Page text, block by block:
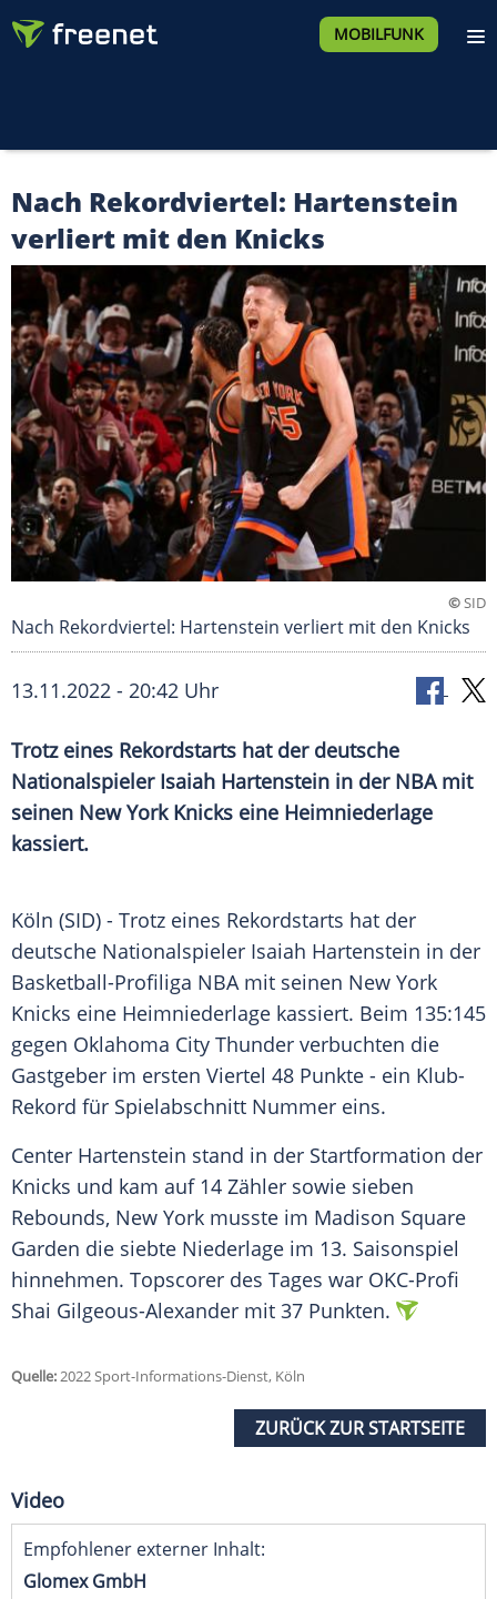
MOBILFUNK
Nach Rekordviertel: Hartenstein
verliert mit den Knicks
©SID
Nach Rekordviertel: Hartenstein verliert mit den Knicks
13.11.2022 - 20:42 Uhr
Trotz eines Rekordstarts hat der deutsche
Nationalspieler Isaiah Hartenstein in der NBA mit
seinen New York Knicks eine Heimniederlage
kassiert.
Köln (SID) - Trotz eines Rekordstarts hat der
deutsche Nationalspieler Isaiah Hartenstein in der
Basketball-Profiliga NBAmit seinen New York
Knicks eine Heimniederlage kassiert. Beim 135:145
gegen Oklahoma City Thunder verbuchten die
Gastgeber im ersten Viertel 48 Punkte - ein Klub-
Rekord für Spielabschnitt Nummer eins.
Center Hartenstein stand in der Startformation der
Knicks und kam auf 14 Zähler sowie sieben
Rebounds, New York musste im Madison Square
Garden die siebte Niederlage im 13. Saisonspiel
hinnehmen. Topscorer des Tages war OKC-Profi
Shai Gilgeous-Alexander mit 37 Punkten.
Quelle:2022 Sport-Informations-Dienst, Köln
ZURÜCK ZUR STARTSEITE
Video
Empfohlener externer Inhalt:
Glomex GmbH